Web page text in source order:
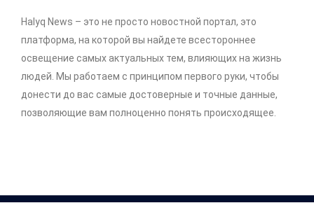
Halyq News – это не просто новостной портал, это
платформа, на которой вы найдете всестороннее
освещение самых актуальных тем, влияющих на жизнь
людей. Мы работаем с принципом первого руки, чтобы
донести до вас самые достоверные и точные данные,
позволяющие вам полноценно понять происходящее.